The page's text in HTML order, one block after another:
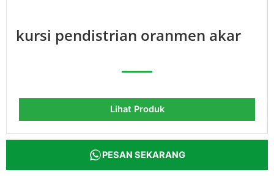
kursi pendistrian oranmen akar
Lihat Produk
PESAN SEKARANG